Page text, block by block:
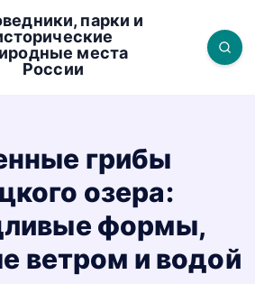
места
России
грибы
озера:
формы,
ветром и водой